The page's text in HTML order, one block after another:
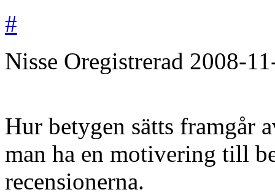
#
Nisse Oregistrerad 2008-
Hur betygen sätts framgår
man ha en motivering till
recensionerna.